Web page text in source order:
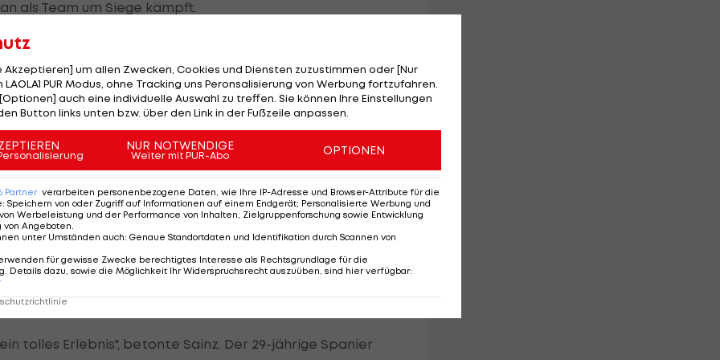
als Team um Siege kämpft.
am meisten gesehenen Teambewerbe überhaupt
bezeichnete er als "komplett andere Sache alsTennis
das fleißig Autogramme schrieb, auch in den
schon auf die einzigartige Erfahrung und Stimmung
Vorfreude voraus.
für das Team Europa, auch da er seit vielen Jahren
McIlroy befreundet ist. Der Kontinentalvergleich
Straka - und Titelverteidiger USA startet am
tolles Erlebnis", betonte Sainz. Der 29-jährige Spanier
Akzeptieren] um allen Zwecken, Cookies und Diensten zuzustimmen oder [Nur
PUR Modus, ohne Tracking uns Peronsalisierung von Werbung fortzufahren.
auch eine individuelle Auswahl zu treffen. Sie können Ihre Einstellungen
Button links unten bzw. über den Link in der Fußzeile anpassen.
NUR NOTWENDIGE
Weiter mit PUR-Abo OPTIONEN
Partner verarbeiten personenbezogene Daten, wie Ihre IP-Adresse und Browser-Attribute für die
: Speichern von oder Zugriff auf Informationen auf einem Endgerät; Personalisierte Werbung und
Werbeleistung und der Performance von Inhalten, Zielgruppenforschung sowie Entwicklung
von Angeboten.
unter Umständen auch: Genaue Standortdaten und Identifikation durch Scannen von
für gewisse Zwecke berechtigtes Interesse als Rechtsgrundlage für die
Details dazu, sowie die Möglichkeit Ihr Widerspruchsrecht auszuüben, sind hier verfügbar: